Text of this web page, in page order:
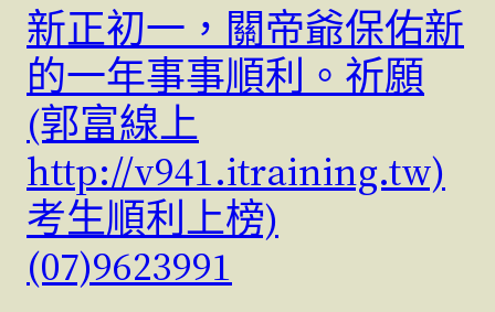
新正初一，關帝爺保佑新
的一年事事順利。祈願
(郭富線上
http://v941.itraining.tw)
考生順利上榜)
(07)9623991